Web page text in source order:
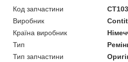
Код запчастини
Виробник
Країна виробник
Тип
Тип запчастини